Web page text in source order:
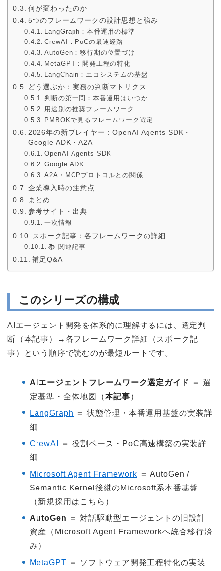
何が変わったのか
5つのフレームワークの設計思想と強み
LangGraph：本番運用の標準
CrewAI：PoCの最速経路
AutoGen：移行期の位置づけ
MetaGPT：開発工程の特化
LangChain：エコシステムの基盤
どう選ぶか：実務の判断マトリクス
判断の第一問：本番運用はいつか
用途別の推奨フレームワーク
PMBOKで見るフレームワーク選定
2026年の新プレイヤー：OpenAI Agents SDK・
Google ADK・A2A
OpenAI Agents SDK
Google ADK
A2A・MCPプロトコルとの関係
企業導入時の注意点
まとめ
参考サイト・出典
一次情報
スポーク記事：各フレームワークの詳細
📚 関連記事
補足Q&A
このシリーズの構成
AIエージェント開発を体系的に理解するには、選定判
断（本記事）→各フレームワーク詳細（スポーク記
事）という順序で読むのが最短ルートです。
AIエージェントフレームワーク選定ガイド
＝ 選
定基準・全体地図（本記事）
LangGraph
＝ 状態管理・本番運用基盤の実装詳
細
CrewAI
＝ 役割ベース・PoC高速構築の実装詳
細
Microsoft Agent Framework ＝ AutoGen /
Semantic Kernel後継のMicrosoft系本番基盤
（新規採用はこちら）
AutoGen
＝ 対話駆動型エージェントの旧設計
資産（Microsoft Agent Frameworkへ統合移行済
み）
MetaGPT ＝ ソフトウェア開発工程特化の実装